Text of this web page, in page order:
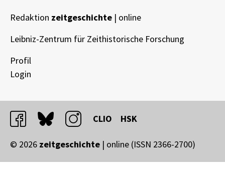
Redaktion zeitgeschichte | online
Leibniz-Zentrum für Zeithistorische Forschung
Profil
Login
facebookbluesky instagram
CLIO HSK
© 2026 zeitgeschichte | online (ISSN 2366-2700)